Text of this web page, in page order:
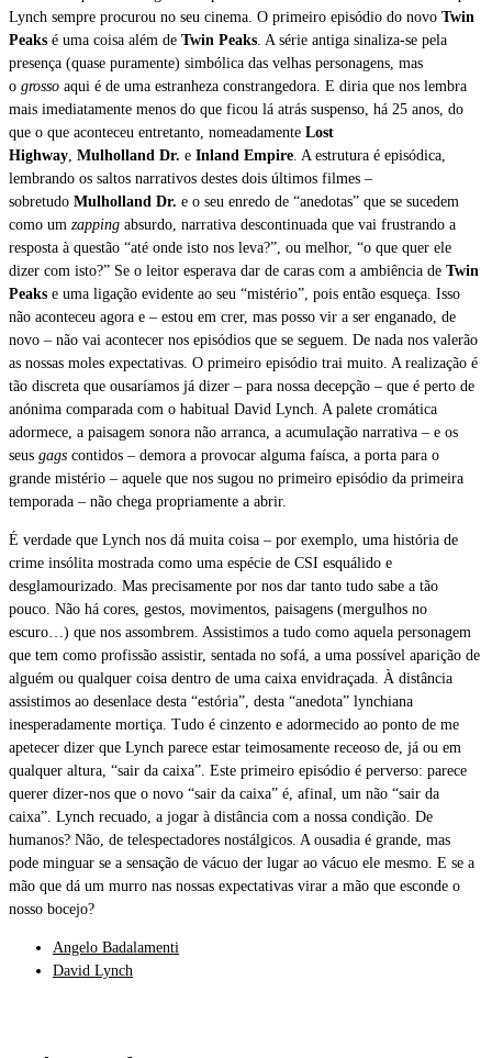
Lynch sempre procurou no seu cinema. O primeiro episódio do novo Twin
Peaks é uma coisa além de Twin Peaks . A série antiga sinaliza-se pela
presença (quase puramente) simbólica das velhas personagens, mas
o grosso aqui é de uma estranheza constrangedora. E diria que nos lembra
mais imediatamente menos do que ficou lá atrás suspenso, há 25 anos, do
que o que aconteceu entretanto, nomeadamente Lost
Highway Mulholland Dr. e Inland Empire . A estrutura é episódica,
lembrando os saltos narrativos destes dois últimos filmes –
sobretudo Mulholland Dr. e o seu enredo de “anedotas” que se sucedem
como um zapping absurdo, narrativa descontinuada que vai frustrando a
resposta à questão “até onde isto nos leva?”, ou melhor, “o que quer ele
dizer com isto?” Se o leitor esperava dar de caras com a ambiência de Twin
Peaks e uma ligação evidente ao seu “mistério”, pois então esqueça. Isso
não aconteceu agora e – estou em crer, mas posso vir a ser enganado, de
novo – não vai acontecer nos episódios que se seguem. De nada nos valerão
as nossas moles expectativas. O primeiro episódio trai muito. A realização é
tão discreta que ousaríamos já dizer – para nossa decepção – que é perto de
anónima comparada com o habitual David Lynch. A palete cromática
adormece, a paisagem sonora não arranca, a acumulação narrativa – e os
seus gags contidos – demora a provocar alguma faísca, a porta para o
grande mistério – aquele que nos sugou no primeiro episódio da primeira
temporada – não chega propriamente a abrir.
É verdade que Lynch nos dá muita coisa – por exemplo, uma história de
crime insólita mostrada como uma espécie de CSI esquálido e
desglamourizado. Mas precisamente por nos dar tanto tudo sabe a tão
pouco. Não há cores, gestos, movimentos, paisagens (mergulhos no
escuro…) que nos assombrem. Assistimos a tudo como aquela personagem
que tem como profissão assistir, sentada no sofá, a uma possível aparição de
alguém ou qualquer coisa dentro de uma caixa envidraçada. À distância
assistimos ao desenlace desta “estória”, desta “anedota” lynchiana
inesperadamente mortiça. Tudo é cinzento e adormecido ao ponto de me
apetecer dizer que Lynch parece estar teimosamente receoso de, já ou em
qualquer altura, “sair da caixa”. Este primeiro episódio é perverso: parece
querer dizer-nos que o novo “sair da caixa” é, afinal, um não “sair da
caixa”. Lynch recuado, a jogar à distância com a nossa condição. De
humanos? Não, de telespectadores nostálgicos. A ousadia é grande, mas
pode minguar se a sensação de vácuo der lugar ao vácuo ele mesmo. E se a
mão que dá um murro nas nossas expectativas virar a mão que esconde o
nosso bocejo?
Angelo Badalamenti
David Lynch